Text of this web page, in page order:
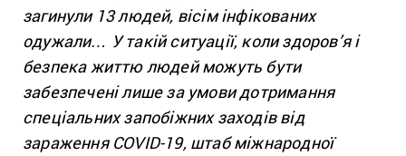
загинули 13 людей, вісім інфікованих
одужали… У такій ситуації, коли здоров’я і
безпека життю людей можуть бути
забезпечені лише за умови дотримання
спеціальних запобіжних заходів від
зараження COVID-19, штаб міжнародної